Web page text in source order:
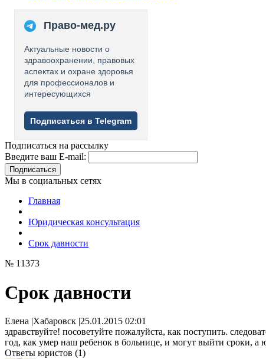
Право-мед.ру
Актуальные новости о
здравоохранении, правовых
аспектах и охране здоровья
для профессионалов и
интересующихся
Подписаться в Telegram
Подписаться на рассылку
Введите ваш E-mail:
Подписаться
Мы в социальных сетях
Главная
Юридическая консультация
Срок давности
№ 11373
Срок давности
Елена |Хабаровск |25.01.2015 02:01
здравствуйте! посоветуйте пожалуйста, как поступить.
год, как умер наш ребенок в больнице, и могут выйти сроки, а
Ответы юристов (1)